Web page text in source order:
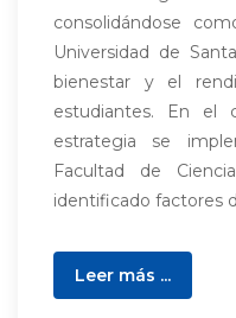
consolidándose
Universidad de
bienestar y el
estudiantes. En el
estrategia se
Facultad de
identificado factores
Leer más ...